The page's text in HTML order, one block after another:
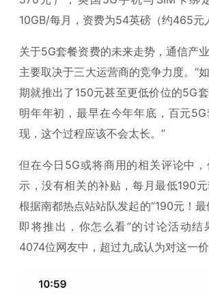
10GB/每月，资费为54英磅（约465元
关于5G套餐资费的未来走势，通信产
主要取决于三大运营商的竞争力度。“
期就推出了150元甚至更低价位的5G
明年年初，最早在今年年底，百元
现，这个过程应该不会太长。”
但在今日5G或将商用的相关评论中
示，没有相关的补贴，每月最低190元
根据南都热点站站队发起的“190元！
即将推出，你怎么看”的讨论活动结
4074位网友中，超过九成认为对这一价